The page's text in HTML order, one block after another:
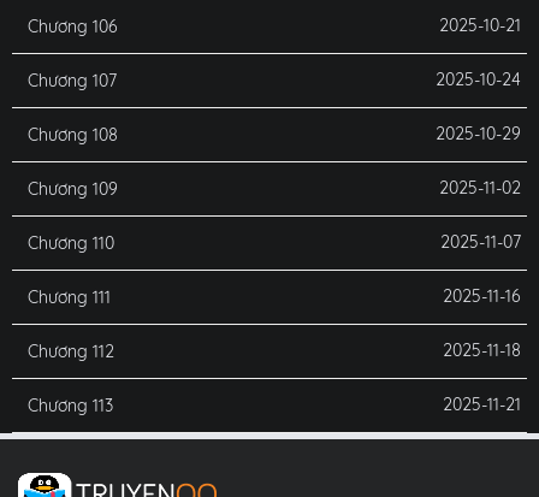
Chương 106 2025-10-21
Chương 107 2025-10-24
Chương 108 2025-10-29
Chương 109 2025-11-02
Chương 110 2025-11-07
Chương 111 2025-11-16
Chương 112 2025-11-18
Chương 113 2025-11-21